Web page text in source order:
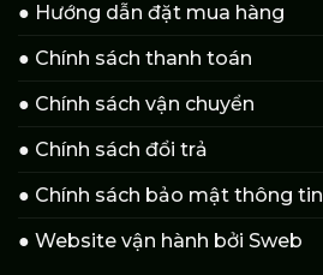
● Hướng dẫn đặt mua hàng
● Chính sách thanh toán
● Chính sách vận chuyển
● Chính sách đổi trả
● Chính sách bảo mật thông tin
● Website vận hành bởi Sweb